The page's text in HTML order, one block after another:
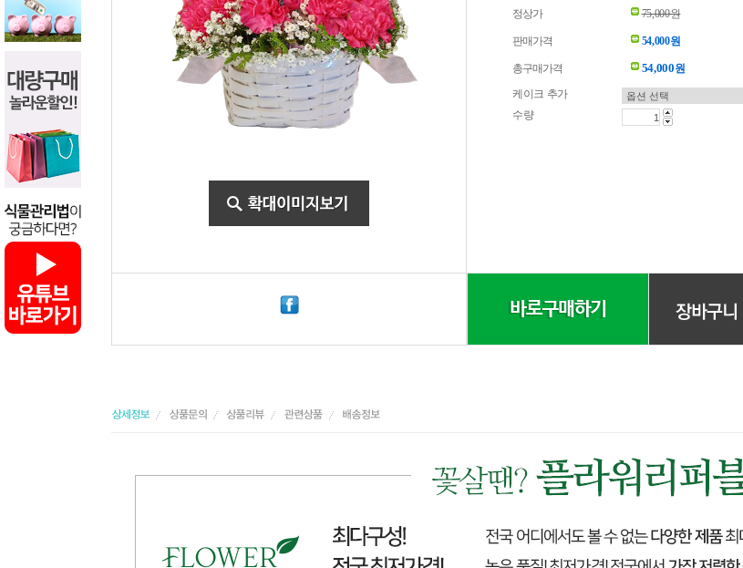
정상가 75,000원
판매가격 54,000원
총구매가격 54,000원
케이크 추가
수량